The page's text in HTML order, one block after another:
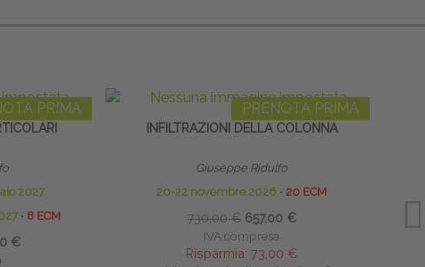
PRIMA
2027
∙ 8 ECM
€
PRENOTA PRIMA
INFILTRAZIONI DELLA COLONNA
Giuseppe Ridulfo
20-22 novembre 2026 ∙ 20 ECM
730,00 € 657,00 €
IVA compresa
Risparmia: 73,00 €